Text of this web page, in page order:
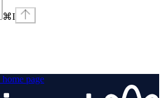
⌘I
home page